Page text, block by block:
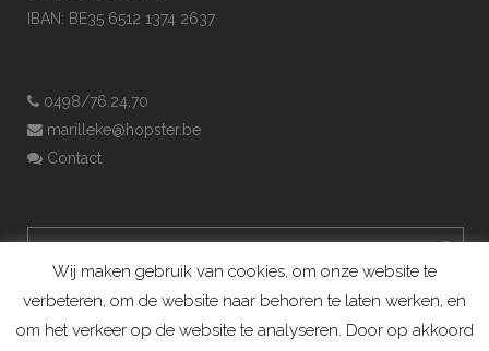
IBAN: BE35 6512 1374 2637
0498/76.24.70
marilleke@hopster.be
Contact
Wij maken gebruik van cookies, om onze website te
verbeteren, om de website naar behoren te laten werken, en
om het verkeer op de website te analyseren. Door op akkoord